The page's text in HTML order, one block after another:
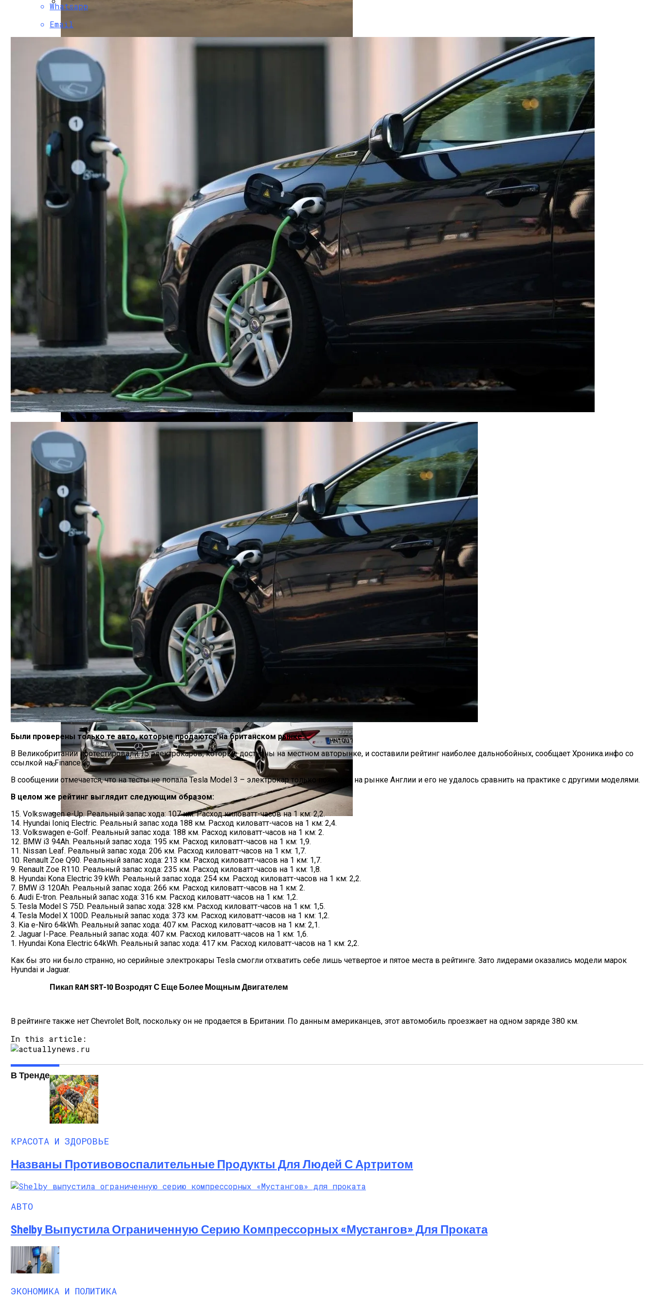
Врачи Рассказали, Кому Нельзя Пить Минеральную Воду
Назван Главный Принцип Здорового Питания
Врачи Рассказали О Невероятной Пользе Перца Чили
Почему Нужно Носить Солнцезащитные Очки Зимой: Ответ Врачей
Женщине, Подкупавшей Избирателей, Грозит Тюрьма
Симоненко Пытается Снять Запрет На Деятельность КПУ
Названы Даты Встречи Зеленского И Трампа
Зеленский Летит На Встречу С Эрдоганом И Варфоломеем
В Украину Может Хлынуть Поток Дешевых Авто Из США: В Чем Подвох
Названы Автомобили, Владельцы Которых Чаще Всего Превышают Скорость
«Аватар» Вдохновил Mercedes-Benz На Создание Футуристического Авто
Топ-10 Самых Быстрых Серийных Автомобилей
Названы Подержанные Автомобили Из Европы, Которые Чаще Всего Покупают Украинцы
Whatsapp
Email
Были проверены только те авто, которые продаются на британском рынке.
В Великобритании протестировали 15 электрокаров, которые доступны на местном авторынке, и составили рейтинг наиболее дальнобойных, сообщает Хроника.инфо со
ссылкой на Finance.ua.
В сообщении отмечается, что на тесты не попала Tesla Model 3 – электрокар только появился на рынке Англии и его не удалось сравнить на практике с другими моделями.
В целом же рейтинг выглядит следующим образом:
15. Volkswagen e-Up. Реальный запас хода: 107 км. Расход киловатт-часов на 1 км: 2,2.
14. Hyundai Ioniq Electric. Реальный запас хода 188 км. Расход киловатт-часов на 1 км: 2,4.
13. Volkswagen e-Golf. Реальный запас хода: 188 км. Расход киловатт-часов на 1 км: 2.
12. BMW i3 94Ah. Реальный запас хода: 195 км. Расход киловатт-часов на 1 км: 1,9.
11. Nissan Leaf. Реальный запас хода: 206 км. Расход киловатт-часов на 1 км: 1,7.
10. Renault Zoe Q90. Реальный запас хода: 213 км. Расход киловатт-часов на 1 км: 1,7.
9. Renault Zoe R110. Реальный запас хода: 235 км. Расход киловатт-часов на 1 км: 1,8.
8. Hyundai Kona Electric 39 kWh. Реальный запас хода: 254 км. Расход киловатт-часов на 1 км: 2,2.
7. BMW i3 120Ah. Реальный запас хода: 266 км. Расход киловатт-часов на 1 км: 2.
6. Audi E-tron. Реальный запас хода: 316 км. Расход киловатт-часов на 1 км: 1,2.
5. Tesla Model S 75D. Реальный запас хода: 328 км. Расход киловатт-часов на 1 км: 1,5.
4. Tesla Model X 100D. Реальный запас хода: 373 км. Расход киловатт-часов на 1 км: 1,2.
3. Kia e-Niro 64kWh. Реальный запас хода: 407 км. Расход киловатт-часов на 1 км: 2,1.
2. Jaguar I-Pace. Реальный запас хода: 407 км. Расход киловатт-часов на 1 км: 1,6.
1. Hyundai Kona Electric 64kWh. Реальный запас хода: 417 км. Расход киловатт-часов на 1 км: 2,2.
Как бы это ни было странно, но серийные электрокары Tesla смогли отхватить себе лишь четвертое и пятое места в рейтинге. Зато лидерами оказались модели марок
Hyundai и Jaguar.
Пикап RAM SRT-10 Возродят С Еще Более Мощным Двигателем
В рейтинге также нет Chevrolet Bolt, поскольку он не продается в Британии. По данным американцев, этот автомобиль проезжает на одном заряде 380 км.
In this article:
В Тренде
КРАСОТА И ЗДОРОВЬЕ
Названы Противовоспалительные Продукты Для Людей С Артритом
АВТО
Shelby Выпустила Ограниченную Серию Компрессорных «Мустангов» Для Проката
ЭКОНОМИКА И ПОЛИТИКА